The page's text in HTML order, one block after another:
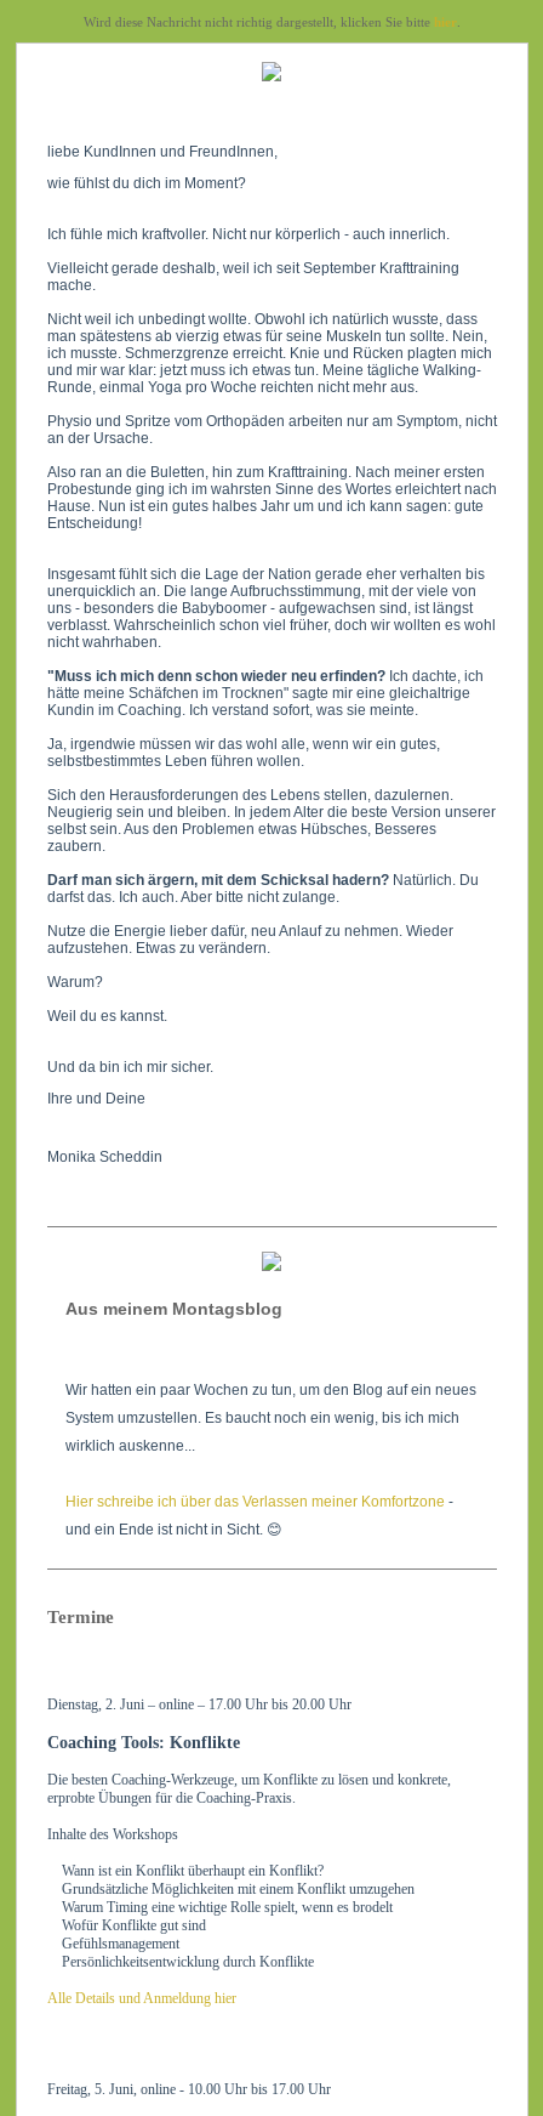
Wird diese Nachricht nicht richtig dargestellt, klicken Sie bitte hier.
liebe KundInnen und FreundInnen,
wie fühlst du dich im Moment?
Ich fühle mich kraftvoller. Nicht nur körperlich - auch innerlich.
Vielleicht gerade deshalb, weil ich seit September Krafttraining
mache.
Nicht weil ich unbedingt wollte. Obwohl ich natürlich wusste, dass
man spätestens ab vierzig etwas für seine Muskeln tun sollte. Nein,
ich musste. Schmerzgrenze erreicht. Knie und Rücken plagten mich
und mir war klar: jetzt muss ich etwas tun. Meine tägliche Walking-
Runde, einmal Yoga pro Woche reichten nicht mehr aus.
Physio und Spritze vom Orthopäden arbeiten nur am Symptom, nicht
an der Ursache.
Also ran an die Buletten, hin zum Krafttraining. Nach meiner ersten
Probestunde ging ich im wahrsten Sinne des Wortes erleichtert nach
Hause. Nun ist ein gutes halbes Jahr um und ich kann sagen: gute
Entscheidung!
Insgesamt fühlt sich die Lage der Nation gerade eher verhalten bis
unerquicklich an. Die lange Aufbruchsstimmung, mit der viele von
uns - besonders die Babyboomer - aufgewachsen sind, ist längst
verblasst. Wahrscheinlich schon viel früher, doch wir wollten es wohl
nicht wahrhaben.
"Muss ich mich denn schon wieder neu erfinden?Ich dachte, ich
hätte meine Schäfchen im Trocknen" sagte mir eine gleichaltrige
Kundin im Coaching. Ich verstand sofort, was sie meinte.
Ja, irgendwie müssen wir das wohl alle, wenn wir ein gutes,
selbstbestimmtes Leben führen wollen.
Sich den Herausforderungen des Lebens stellen, dazulernen.
Neugierig sein und bleiben. In jedem Alter die beste Version unserer
selbst sein. Aus den Problemen etwas Hübsches, Besseres
zaubern.
Darf man sich ärgern, mit dem Schicksal hadern?Natürlich. Du
darfst das. Ich auch. Aber bitte nicht zulange.
Nutze die Energie lieber dafür, neu Anlauf zu nehmen. Wieder
aufzustehen. Etwas zu verändern.
Warum?
Weil du es kannst.
Und da bin ich mir sicher.
Ihre und Deine
Monika Scheddin
Aus meinem Montagsblog
Wir hatten ein paar Wochen zu tun, um den Blog auf ein neues
System umzustellen. Es baucht noch ein wenig, bis ich mich
wirklich auskenne...
Hier schreibe ich über das Verlassen meiner Komfortzone -
und ein Ende ist nicht in Sicht. 😊
Termine
Dienstag, 2. Juni – online – 17.00 Uhr bis 20.00 Uhr
Coaching Tools: Konflikte
Die besten Coaching-Werkzeuge, um Konflikte zu lösen und konkrete,
erprobte Übungen für die Coaching-Praxis.
Inhalte des Workshops
Wann ist ein Konflikt überhaupt ein Konflikt?
Grundsätzliche Möglichkeiten mit einem Konflikt umzugehen
Warum Timing eine wichtige Rolle spielt, wenn es brodelt
Wofür Konflikte gut sind
Gefühlsmanagement
Persönlichkeitsentwicklung durch Konflikte
Alle Details und Anmeldung hier
Freitag, 5. Juni, online - 10.00 Uhr bis 17.00 Uhr